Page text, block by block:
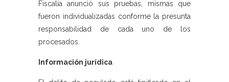
Fiscalía anunció sus pruebas, mismas que
fueron individualizadas conforme la presunta
responsabilidad de cada uno de los
procesados.
Información jurídica